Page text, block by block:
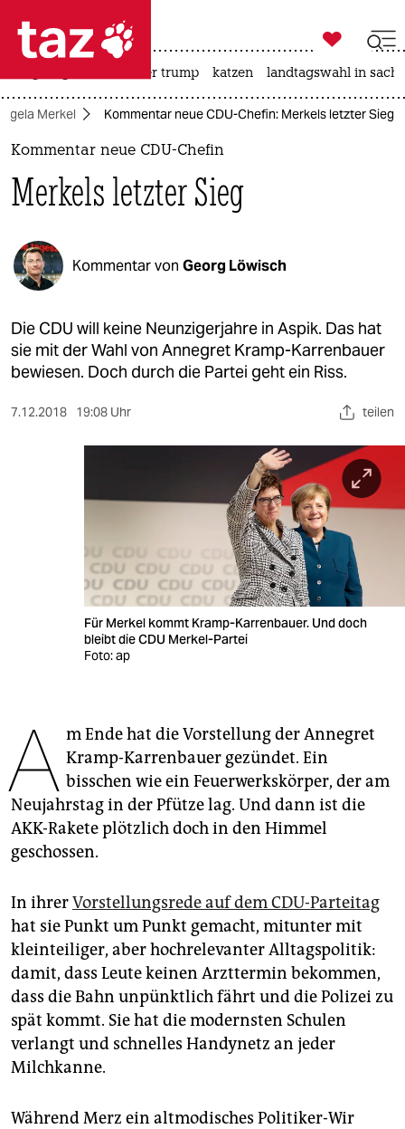
 taz zahl ich
taz zahl ich
politik
öko
gesellschaft
kultur
sport
berlin
veranstaltungen
abo
genossenschaft
epaper login

taz zahl ich
usa unter trump katzen landtagswahl in
Merkel Kommentar neue CDU-Chefin: Merkels letzter Sieg
Kommentar neue CDU-Chefin
Merkels letzter Sieg
Kommentar von Georg Löwisch
Die CDU will keine Neunzigerjahre in Aspik. Das hat
sie mit der Wahl von Annegret Kramp-Karrenbauer
bewiesen. Doch durch die Partei geht ein Riss.
7.12.2018 19:08 Uhr teilen
Für Merkel kommt Kramp-Karrenbauer. Und doch
bleibt die CDU Merkel-Partei
Foto: ap
A m Ende hat die Vorstellung der Annegret
Kramp-Karrenbauer gezündet. Ein
bisschen wie ein Feuer­werkskörper, der am
Neujahrstag in der Pfütze lag. Und dann ist die
AKK-Rakete plötzlich doch in den Himmel
geschossen.
In ihrerVorstellungsrede auf dem CDU-Parteitag
hat sie Punkt um Punkt gemacht, mitunter mit
kleinteiliger, aber hochrelevanter Alltagspolitik:
damit, dass Leute keinen Arzttermin bekommen,
dass die Bahn unpünktlich fährt und die Polizei zu
spät kommt. Sie hat die modernsten Schulen
verlangt und schnelles Handynetz an jeder
Milchkanne.
Während Merz ein altmodisches Politiker-Wir